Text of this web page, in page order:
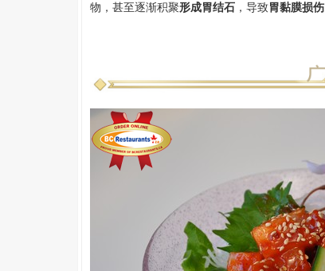
物，甚至逐渐积聚形成胃结石 ，导致胃黏膜损伤